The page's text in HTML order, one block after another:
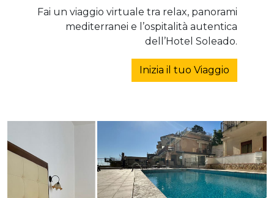
Fai un viaggio virtuale tra relax, panorami
mediterranei e l’ospitalità autentica
dell’Hotel Soleado.
Inizia il tuo Viaggio